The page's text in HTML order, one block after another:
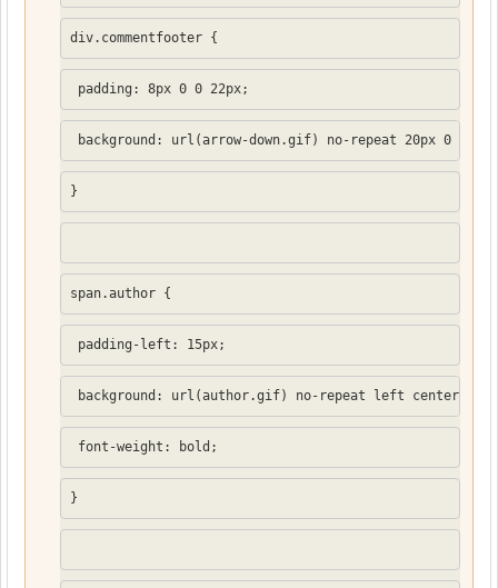
div.commentfooter {
padding: 8px 0 0 22px;
background: url(arrow-down.gif) no-repeat 20px 0
}
span.author {
padding-left: 15px;
background: url(author.gif) no-repeat left center;
font-weight: bold;
}